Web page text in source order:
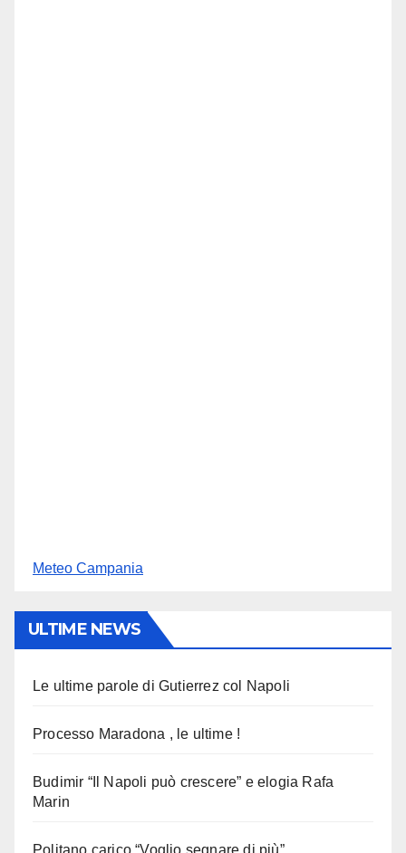
Meteo Campania
ULTIME NEWS
Le ultime parole di Gutierrez col Napoli
Processo Maradona , le ultime !
Budimir “Il Napoli può crescere” e elogia Rafa
Marin